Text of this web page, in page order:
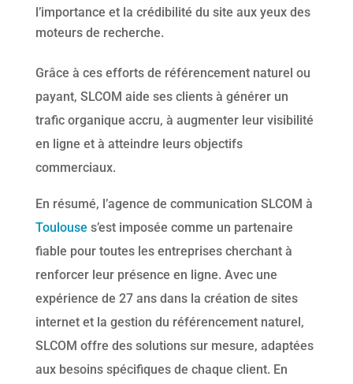
l’importance et la crédibilité du site aux yeux des
moteurs de recherche.
Grâce à ces efforts de référencement naturel ou
payant, SLCOM aide ses clients à générer un
trafic organique accru, à augmenter leur visibilité
en ligne et à atteindre leurs objectifs
commerciaux.
En résumé, l’agence de communication SLCOM à
Toulouse s’est imposée comme un partenaire
fiable pour toutes les entreprises cherchant à
renforcer leur présence en ligne. Avec une
expérience de 27 ans dans la création de sites
internet et la gestion du référencement naturel,
SLCOM offre des solutions sur mesure, adaptées
aux besoins spécifiques de chaque client. En